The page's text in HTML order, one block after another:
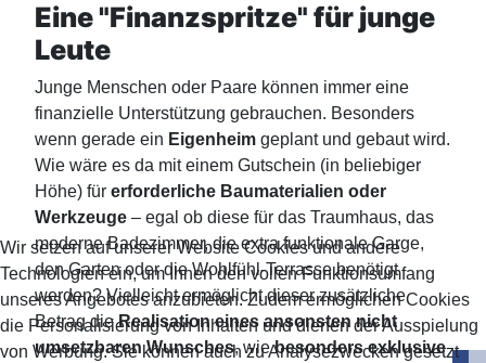
Eine "Finanzspritze" für junge
Leute
Junge Menschen oder Paare können immer eine
finanzielle Unterstützung gebrauchen. Besonders
wenn gerade ein Eigenheim geplant und gebaut wird.
Wie wäre es da mit einem Gutschein (in beliebiger
Höhe) für erforderliche Baumaterialien oder
Werkzeuge – egal ob diese für das Traumhaus, das
moderne Badezimmer, die extra funktionale Garge,
den Garten oder die Wohlfühl-Terrasse benötigt
werden? Vielleicht ermöglicht dieser zusätzliche
Betrag dieRealisation eines ansonsten nicht
umsetzbaren Wunsches, wiebesonders exklusive
Wir setzen auf unserer Website Cookies und andere
Technologien ein, um Ihnen den vollen Funktionsumfang
unseres Angebotes anzubieten. Zudem ermöglichen Cookies
die Personalisierung von Inhalten und dienen der Ausspielung
von Werbung. Sie können auch zu Analysezwecken gesetzt